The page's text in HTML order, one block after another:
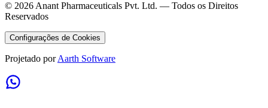
© 2026 Anant Pharmaceuticals Pvt. Ltd. — Todos os Direitos
Reservados
Configurações de Cookies
Projetado por Aarth Software